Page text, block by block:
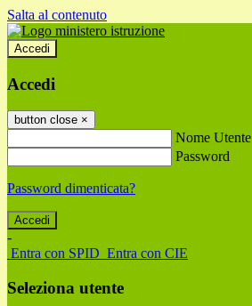
Salta al contenuto
Accedi
Accedi
button close ×
Nome Utente
Password
Password dimenticata?
-
Entra con SPID Entra con CIE
Seleziona utente